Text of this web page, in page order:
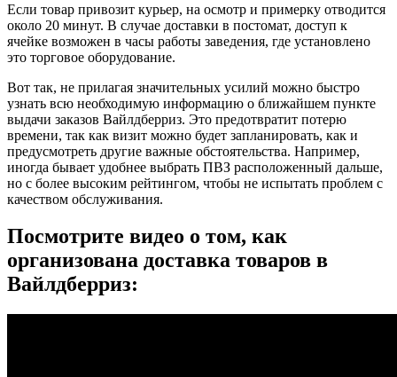
Если товар привозит курьер, на осмотр и примерку отводится
около 20 минут. В случае доставки в постомат, доступ к
ячейке возможен в часы работы заведения, где установлено
это торговое оборудование.
Вот так, не прилагая значительных усилий можно быстро
узнать всю необходимую информацию о ближайшем пункте
выдачи заказов Вайлдберриз. Это предотвратит потерю
времени, так как визит можно будет запланировать, как и
предусмотреть другие важные обстоятельства. Например,
иногда бывает удобнее выбрать ПВЗ расположенный дальше,
но с более высоким рейтингом, чтобы не испытать проблем с
качеством обслуживания.
Посмотрите видео о том, как
организована доставка товаров в
Вайлдберриз: